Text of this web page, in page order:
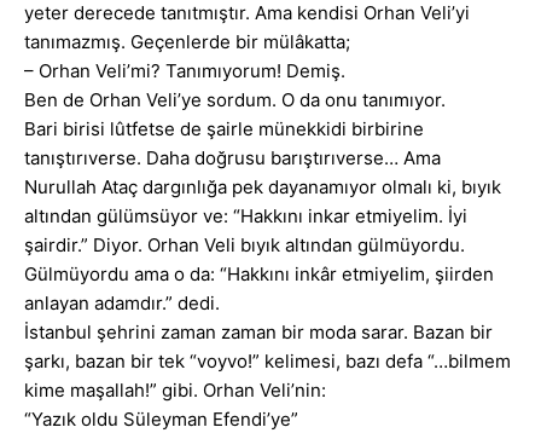
yeter derecede tanıtmıştır. Ama kendisi Orhan Veli’yi
tanımazmış. Geçenlerde bir mülâkatta;
– Orhan Veli’mi? Tanımıyorum! Demiş.
Ben de Orhan Veli’ye sordum. O da onu tanımıyor.
Bari birisi lûtfetse de şairle münekkidi birbirine
tanıştırıverse. Daha doğrusu barıştırıverse… Ama
Nurullah Ataç dargınlığa pek dayanamıyor olmalı ki, bıyık
altından gülümsüyor ve: “Hakkını inkar etmiyelim. İyi
şairdir.” Diyor. Orhan Veli bıyık altından gülmüyordu.
Gülmüyordu ama o da: “Hakkını inkâr etmiyelim, şiirden
anlayan adamdır.” dedi.
İstanbul şehrini zaman zaman bir moda sarar. Bazan bir
şarkı, bazan bir tek “voyvo!” kelimesi, bazı defa “…bilmem
kime maşallah!” gibi. Orhan Veli’nin:
“Yazık oldu Süleyman Efendi’ye”